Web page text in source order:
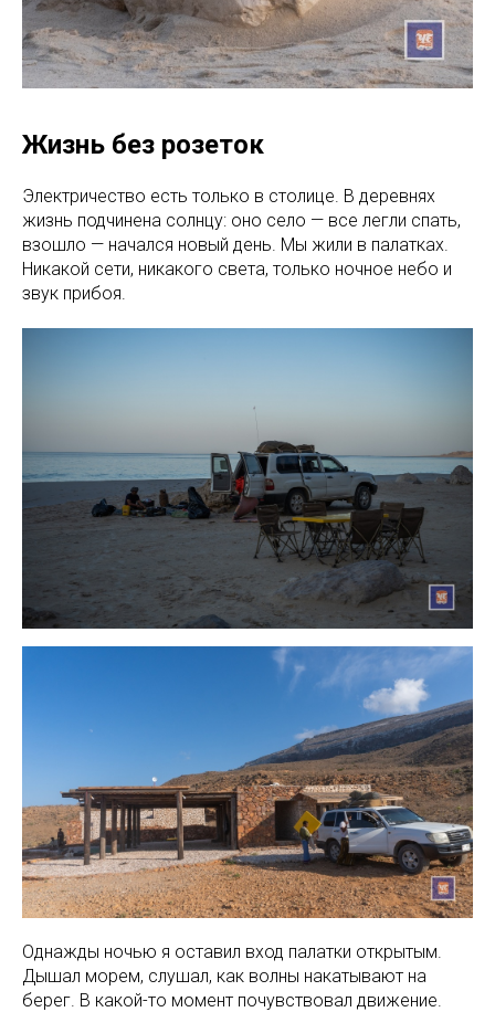
Жизнь без розеток
Электричество есть только в столице. В деревнях
жизнь подчинена солнцу: оно село — все легли спать,
взошло — начался новый день. Мы жили в палатках.
Никакой сети, никакого света, только ночное небо и
звук прибоя.
Однажды ночью я оставил вход палатки открытым.
Дышал морем, слушал, как волны накатывают на
берег. В какой-то момент почувствовал движение.